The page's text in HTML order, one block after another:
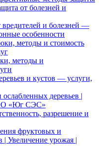
от болезней и
вредителей и болезней —
особенности
методы и стоимость
методы и
и кустов — услуги,
деревьев |
«Юг СЭС»
разрешение и
фруктовых и
| Увеличение урожая |